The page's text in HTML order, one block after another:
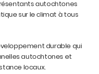
autochtones
sur le climat à tous
durable qui
autochtones et
locaux.